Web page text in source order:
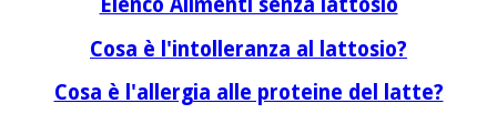
Elenco Alimenti senza lattosio
Cosa è l'intolleranza al lattosio?
Cosa è l'allergia alle proteine del latte?